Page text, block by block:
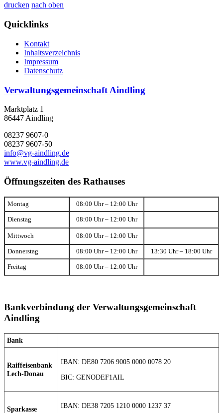
drucken nach oben
Quicklinks
Kontakt
Inhaltsverzeichnis
Impressum
Datenschutz
Verwaltungsgemeinschaft Aindling
Marktplatz 1
86447 Aindling
08237 9607-0
08237 9607-50
info@vg-aindling.de
www.vg-aindling.de
Öffnungszeiten des Rathauses
Montag 08:00 Uhr – 12:00 Uhr
Dienstag 08:00 Uhr – 12:00 Uhr
Mittwoch 08:00 Uhr – 12:00 Uhr
Donnerstag 08:00 Uhr – 12:00 Uhr 13:30 Uhr – 18:00 Uhr
Freitag 08:00 Uhr – 12:00 Uhr
Bankverbindung der Verwaltungsgemeinschaft
Aindling
Bank
Raiffeisenbank
Lech-Donau
IBAN: DE80 7206 9005 0000 0078 20
BIC: GENODEF1AIL
Sparkasse
IBAN: DE38 7205 1210 0000 1237 37